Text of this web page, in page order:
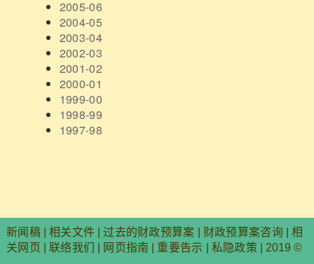
2005-06
2004-05
2003-04
2002-03
2001-02
2000-01
1999-00
1998-99
1997-98
新闻稿| 相关文件 |过去的财政预算案 财政预算案咨询 |相
关网页
联络我们 网页指南 重要告示 私隐政策 | 2019 ©